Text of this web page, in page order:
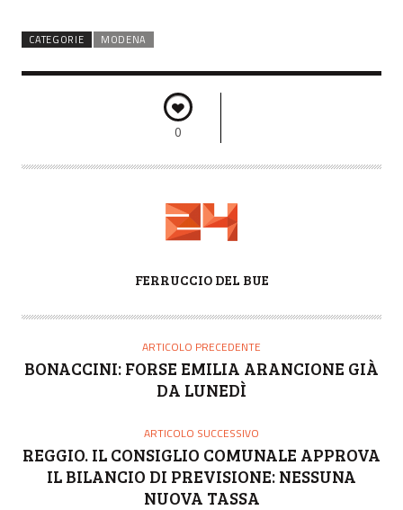
CATEGORIE MODENA
0
T
R
FERRUCCIO DEL BUE
ARTICOLO PRECEDENTE
BONACCINI: FORSE EMILIA ARANCIONE GIÀ
DA LUNEDÌ
ARTICOLO SUCCESSIVO
REGGIO. IL CONSIGLIO COMUNALE APPROVA
IL BILANCIO DI PREVISIONE: NESSUNA
NUOVA TASSA